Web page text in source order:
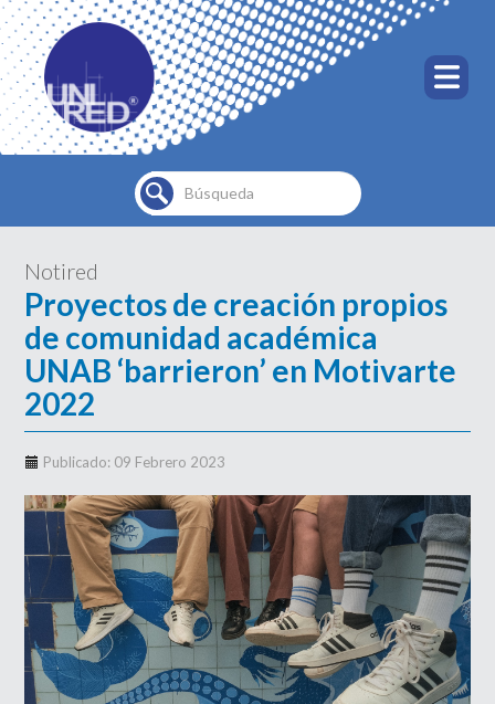
Buscar...
Notired
Proyectos de creación propios
de comunidad académica
UNAB ‘barrieron’ en Motivarte
2022
Publicado: 09 Febrero 2023